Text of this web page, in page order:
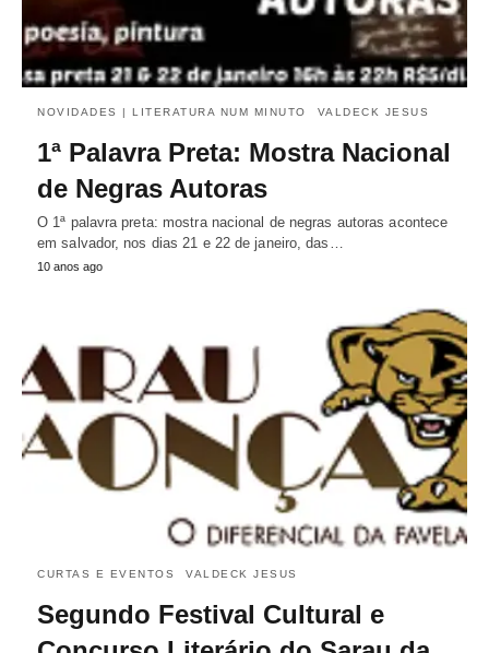
NOVIDADES | LITERATURA NUM MINUTO VALDECK JESUS
1ª Palavra Preta: Mostra Nacional
de Negras Autoras
O 1ª palavra preta: mostra nacional de negras autoras acontece
em salvador, nos dias 21 e 22 de janeiro, das…
10 anos ago
CURTAS E EVENTOS VALDECK JESUS
Segundo Festival Cultural e